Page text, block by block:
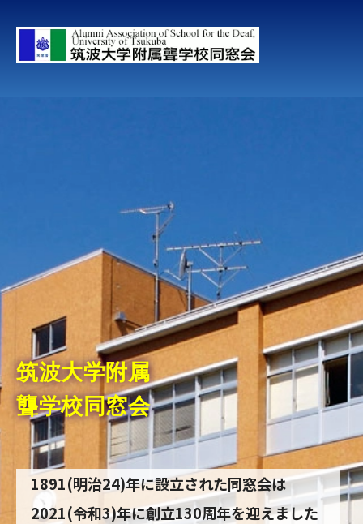
筑波大学附属
聾学校同窓会
1891(明治24)年に設立された同窓会は
2021(令和3)年に創立130周年を迎えました